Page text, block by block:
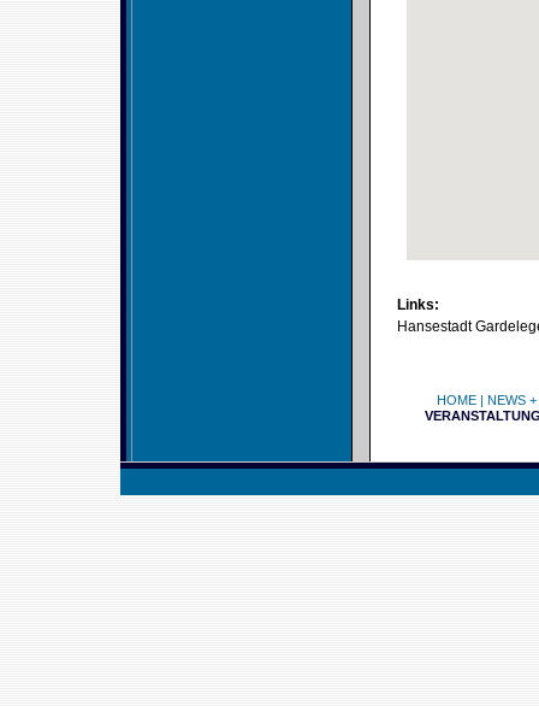
Links:
Hansestadt
HOME| NEWS